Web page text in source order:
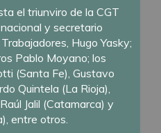
el triunviro de la CGT
y secretario
Hugo Yasky;
Pablo Moyano; los
(Santa Fe), Gustavo
Quintela (La Rioja),
Jalil (Catamarca) y
entre otros.